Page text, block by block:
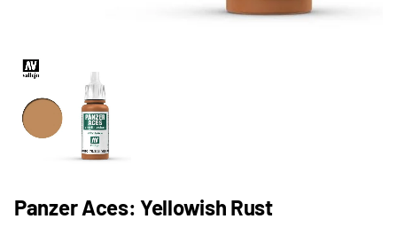
Panzer Aces: Yellowish Rust